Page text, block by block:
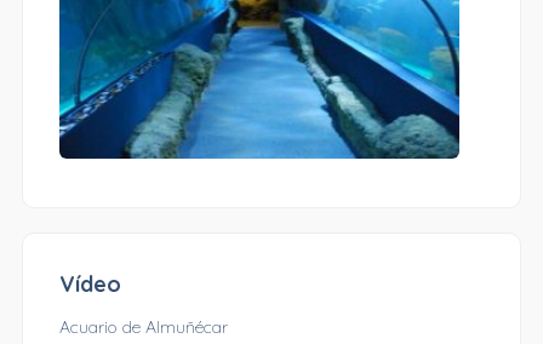
Vídeo
Acuario de Almuñécar